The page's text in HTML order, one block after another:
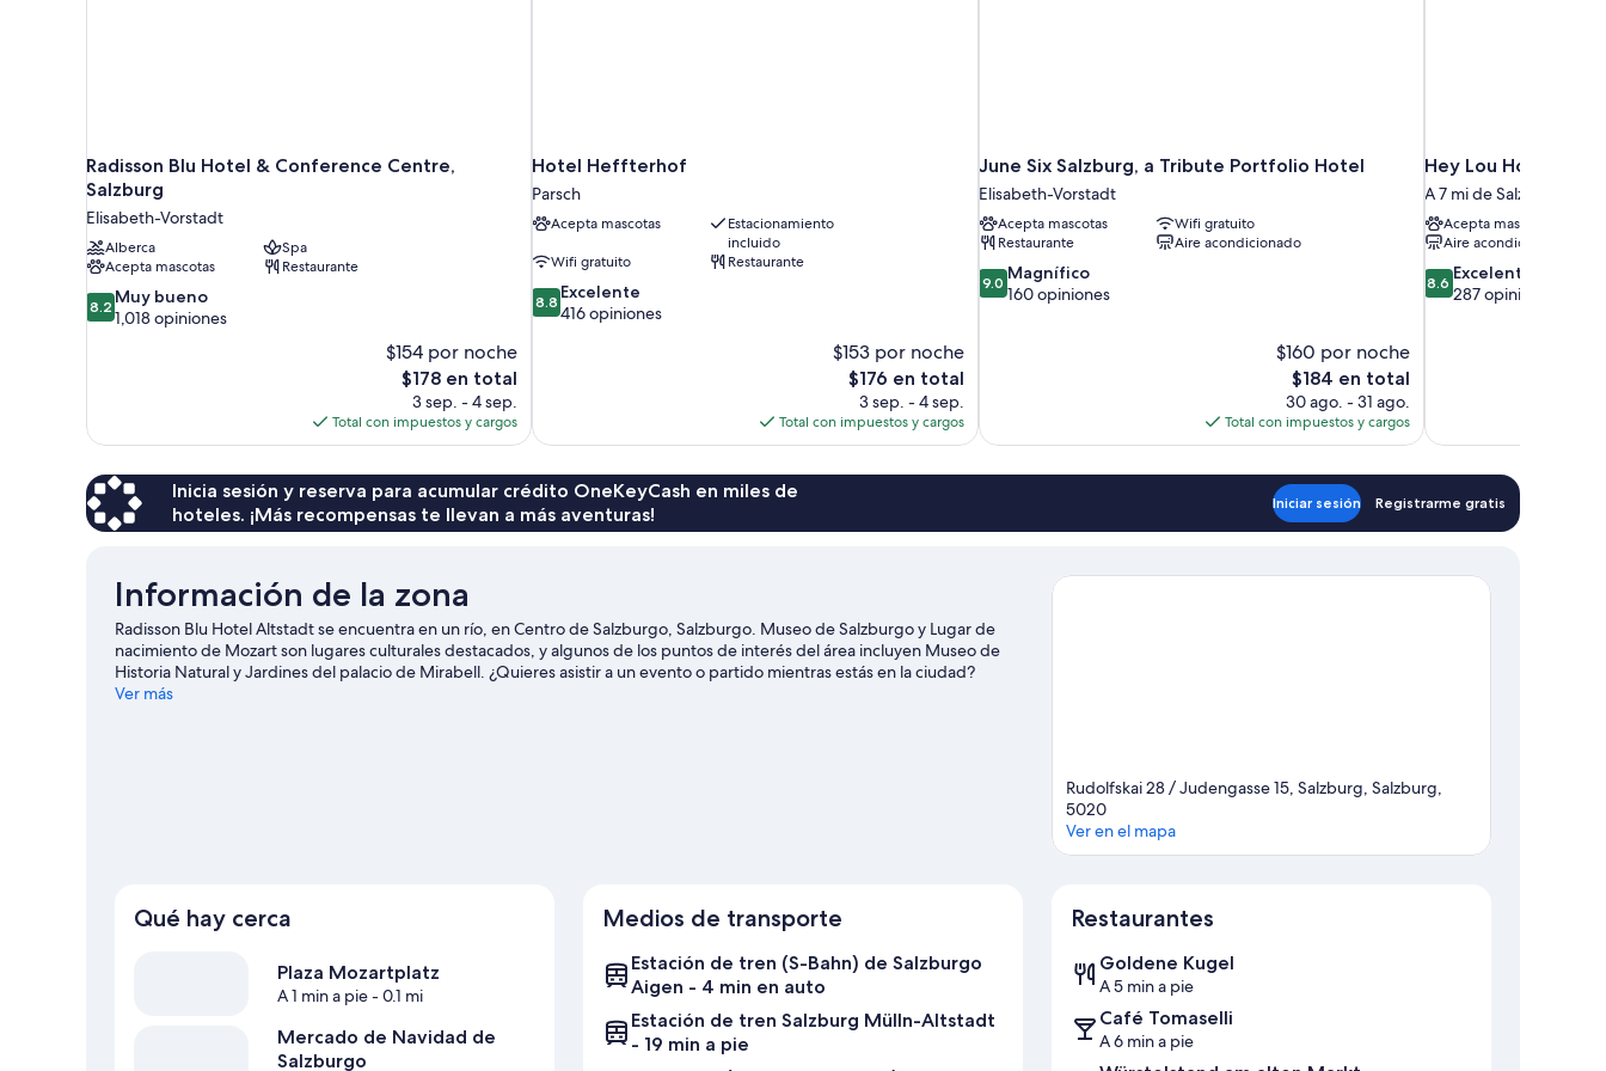
Radisson Blu Hotel & Conference Centre,
Salzburg
Elisabeth-Vorstadt
Alberca
Spa
Acepta mascotas
Restaurante
8.2
de
8.2 Muy bueno
1,018 opiniones
$154 por noche
El
precio
actual
es
$178
$178 en total
3 sep. - 4 sep.
Total con impuestos y cargos
Hotel Heffterhof
Parsch
Acepta mascotas
Estacionamiento
incluido
Wifi gratuito
Restaurante
8.8
de
8.8 Excelente
416 opiniones
$153 por noche
El
precio
actual
es
$176 en total
3 sep. - 4 sep.
Total con impuestos y cargos
June Six Salzburg, a Tribute Portfolio Hotel
Elisabeth-Vorstadt
Acepta mascotas
Wifi gratuito
Restaurante
Aire acondicionado
9.0
de
9.0 Magnífico
160 opiniones
$160 por noche
El
precio
actual
es
$184
$184 en total
30 ago. - 31 ago.
Total con impuestos y cargos
Hey Lou Hotel
A 7 mi de Salzburgo
Acepta mascotas
Aire acondicionado
8.6
de
8.6 Excelente
287 opiniones
Inicia sesión y reserva para acumular crédito OneKeyCash en miles de
hoteles. ¡Más recompensas te llevan a más aventuras!
Iniciar sesión Registrarme gratis
Información de la zona
Radisson Blu Hotel Altstadt se encuentra en un río, en Centro de Salzburgo, Salzburgo. Museo de Salzburgo y Lugar de
nacimiento de Mozart son lugares culturales destacados, y algunos de los puntos de interés del área incluyen Museo de
Historia Natural y Jardines del palacio de Mirabell. ¿Quieres asistir a un evento o partido mientras estás en la ciudad?
Consulta el calendario de Salzburgarena o Estadio Wals Siezenheim. Encontrarás muchas opciones para disfrutar del aire
Ver más
Rudolfskai 28 / Judengasse 15, Salzburg, Salzburg,
5020
Ver en el mapa
Qué hay cerca
Plaza Mozartplatz
A 1 min a pie- 0.1 mi
Mercado de Navidad de
Salzburgo
Medios de transporte
Estación de tren (S-Bahn) de Salzburgo
Aigen - 4 min en auto
Estación de tren Salzburg Mülln-Altstadt
- 19 min a pie
Restaurantes
Goldene Kugel
A 5 min a pie
Café Tomaselli
A 6 min a pie